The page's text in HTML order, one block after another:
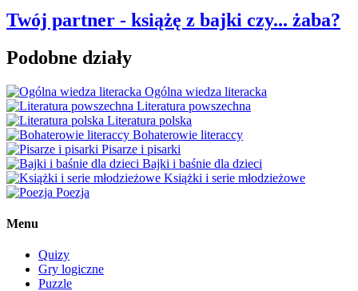
Twój partner - książę z bajki czy... żaba?
Podobne działy
Ogólna wiedza literacka
Literatura powszechna
Literatura polska
Bohaterowie literaccy
Pisarze i pisarki
Bajki i baśnie dla dzieci
Książki i serie młodzieżowe
Poezja
Menu
Quizy
Gry logiczne
Puzzle